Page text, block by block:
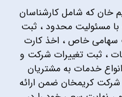
که شامل کارشناسان
مسئولیت محدود ، ثبت
خاص ، اخذ کارت
، ثبت تغییرات شرکت و
خدمات به مشتریان
کریمخان ضمن ارائه